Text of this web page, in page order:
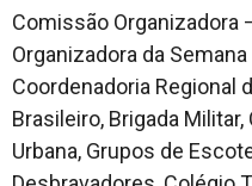
Comissão Organizadora
Organizadora da
Coordenadoria Regional
Brasileiro, Brigada
Urbana, Grupos de